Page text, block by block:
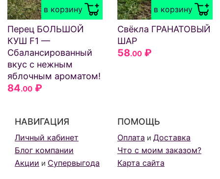
в корзину
Перец БОЛЬШОЙ
КУШ F1 —
Сбалансированный
вкус с нежным
яблочным ароматом!
84.00 ₽
в корзину
Свёкла ГРАНАТОВЫЙ
ШАР
58.00 ₽
НАВИГАЦИЯ
Личный кабинет
Блог компании
Акции и Супервыгода
ПОМОЩЬ
Оплата и Доставка
Что с моим заказом?
Карта сайта